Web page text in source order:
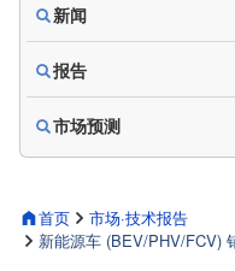
首页
市场·技术报告
新能源车 (BEV/PHV/FCV)
新闻
报告
市场预测